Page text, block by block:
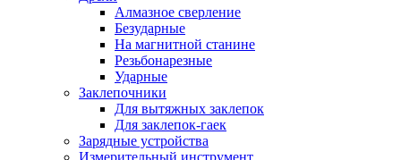
Алмазное сверление
Безударные
На магнитной станине
Резьбонарезные
Ударные
Заклепочники
Для вытяжных заклепок
Для заклепок-гаек
Зарядные устройства
Измерительный инструмент